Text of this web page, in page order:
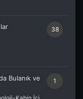
38
1
Bulanık ve